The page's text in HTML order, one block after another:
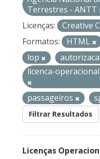
Terrestres - ANTT
Licenças:
Creative
Formatos:
HTML
lop
licenca-
passageiros
Filtrar Resultados
Licenças